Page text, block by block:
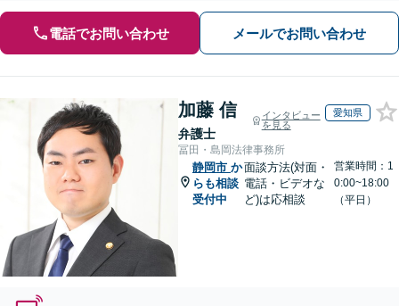
電話でお問い合わせ メールでお問い合わせ
加藤 信
弁護士
インタビュー
を見る
愛知県
冨田・島岡法律事務所
静岡市 か
らも相談
受付中
面談方法(対面・
電話・ビデオな
ど)は応相談
営業時間：1
0:00~18:00
（平日）